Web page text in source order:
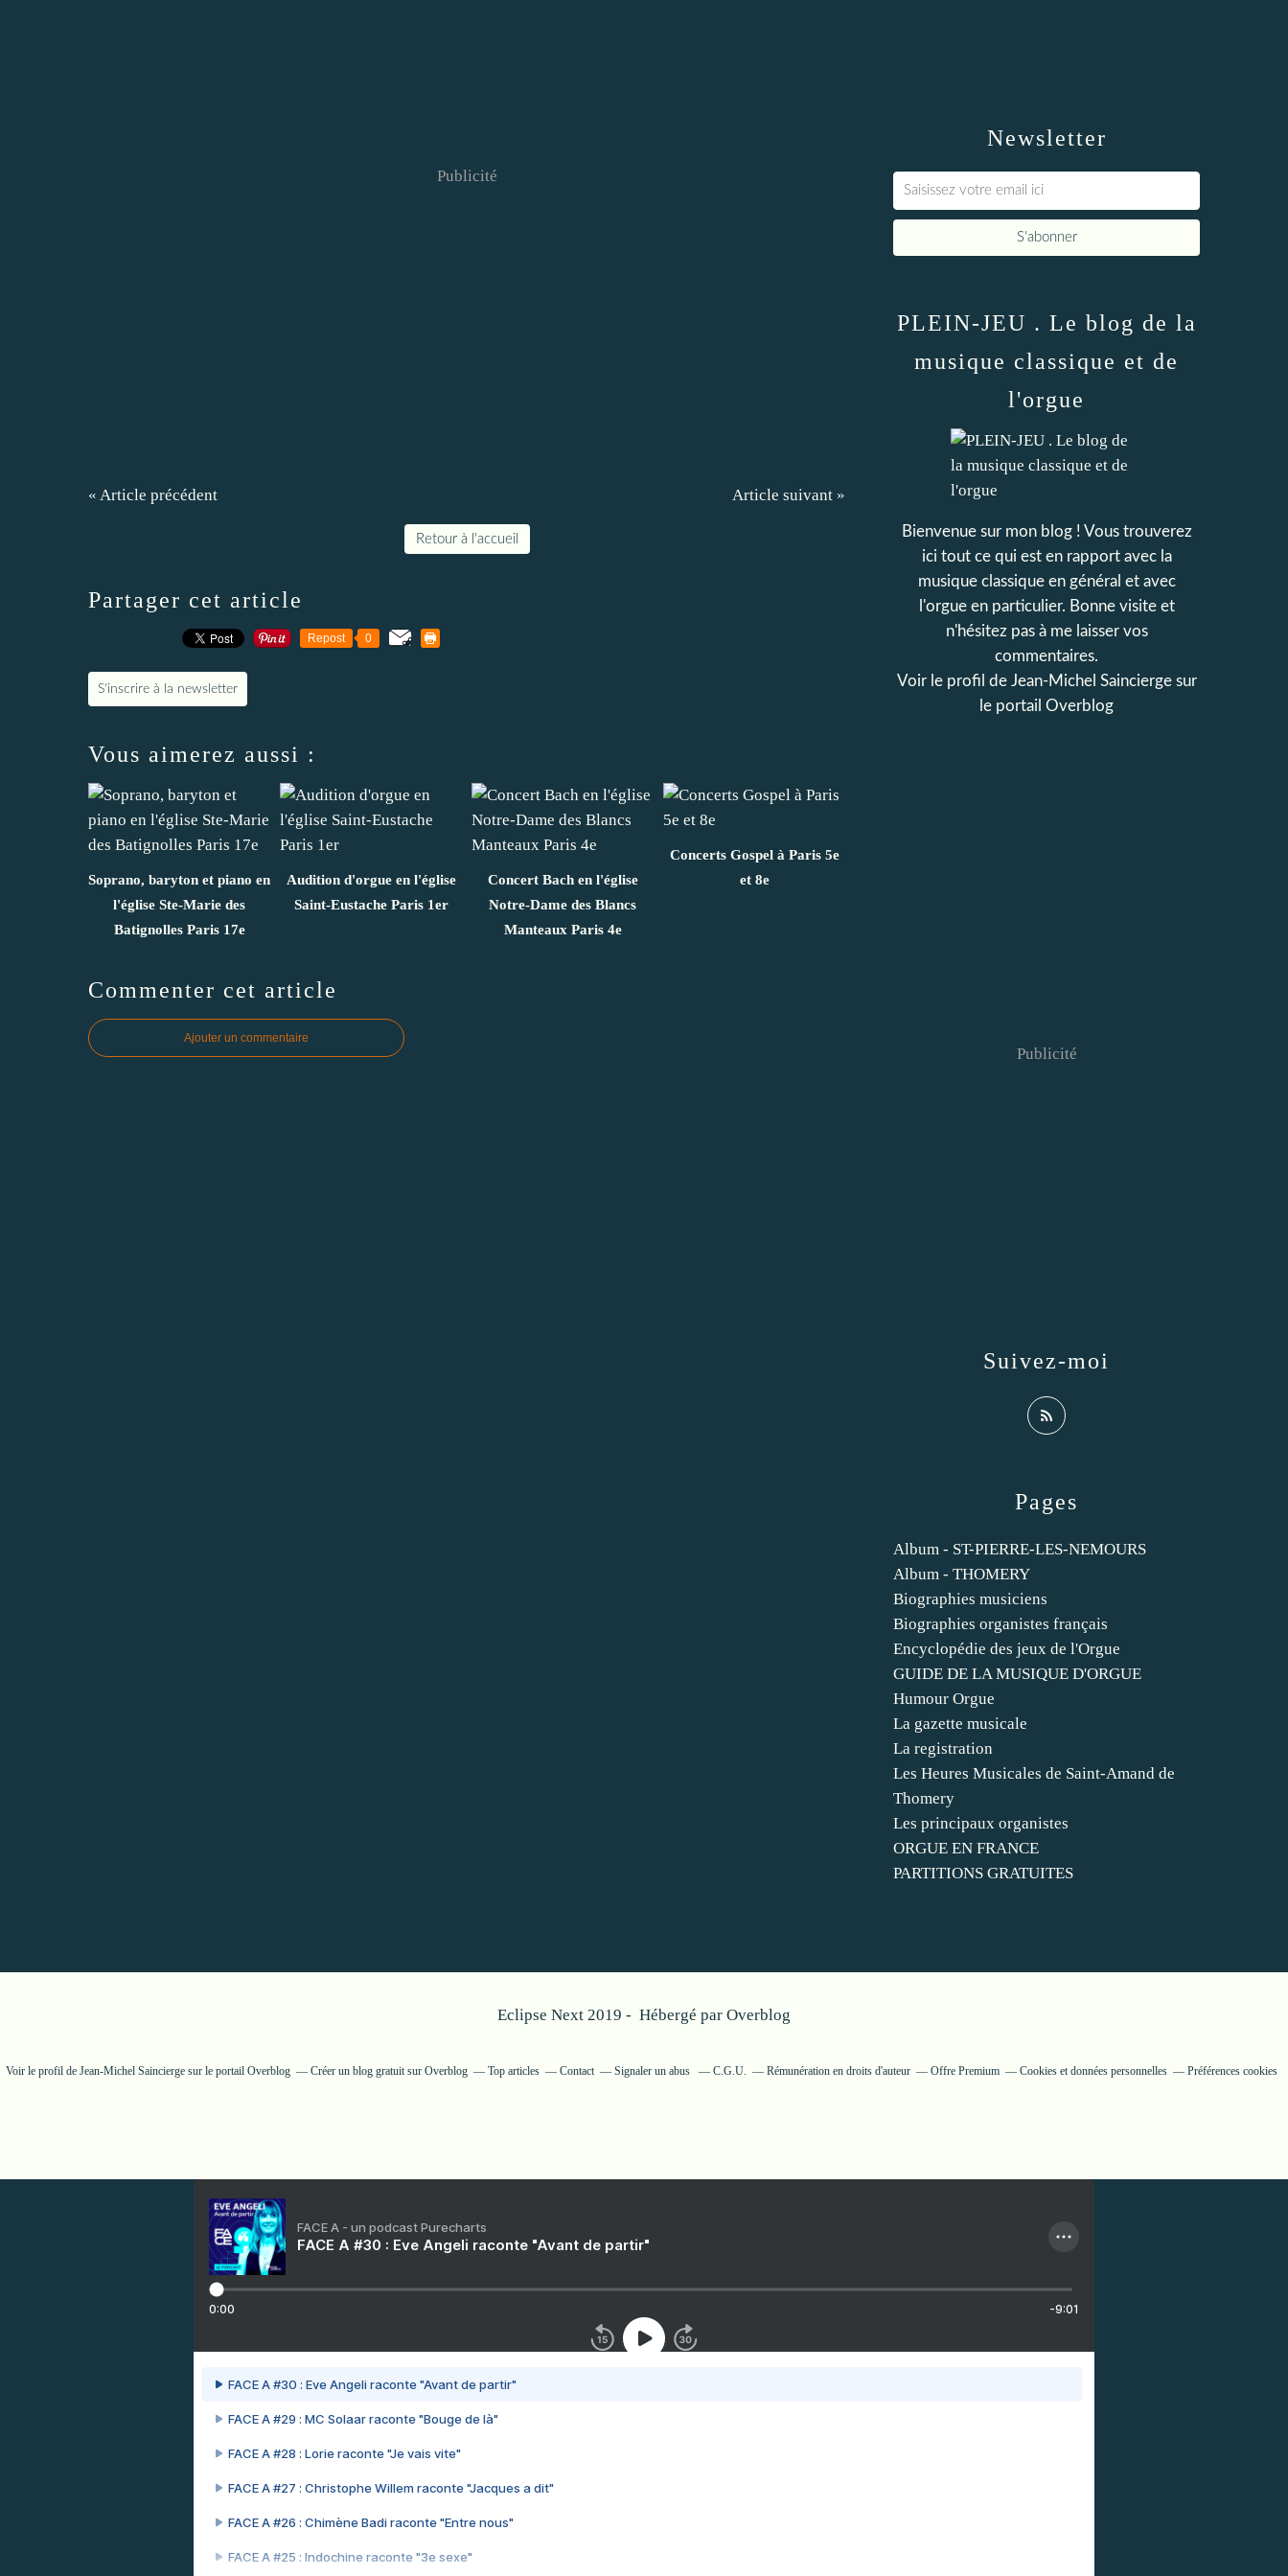
Publicité
« Article précédent Article suivant »
Retour à l'accueil
Partager cet article
Repost 0
S'inscrire à la newsletter
Vous aimerez aussi :
Soprano, baryton et piano en
l'église Ste-Marie des
Batignolles Paris 17e
Audition d'orgue en l'église
Saint-Eustache Paris 1er
Concert Bach en l'église
Notre-Dame des Blancs
Manteaux Paris 4e
Concerts Gospel à Paris 5e
et 8e
Commenter cet article
Ajouter un commentaire
Newsletter
Pages
Album - ST-PIERRE-LES-NEMOURS
Album - THOMERY
Biographies musiciens
Biographies organistes français
Encyclopédie des jeux de l'Orgue
GUIDE DE LA MUSIQUE D'ORGUE
Humour Orgue
La gazette musicale
La registration
Les Heures Musicales de Saint-Amand de
Thomery
Les principaux organistes
ORGUE EN FRANCE
PARTITIONS GRATUITES
PLEIN-JEU . Le blog de la
musique classique et de
l'orgue
Bienvenue sur mon blog ! Vous trouverez
ici tout ce qui est en rapport avec la
musique classique en général et avec
l'orgue en particulier. Bonne visite et
n'hésitez pas à me laisser vos
commentaires.
Voir le profil de Jean-Michel Sainciergesur
le portail Overblog
Suivez-moi
Publicité
Eclipse Next 2019 - Hébergé par Overblog
Voir le profil de Jean-Michel Sainciergesur le portail Overblog Créer un blog gratuit sur Overblog Top articles Contact Signaler un abus C.G.U. Rémunération en droits d'auteur Offre Premium Cookies et données personnelles Préférences cookies
FACE A - un podcast Purecharts
FACE A #30 : Eve Angeli raconte "Avant de partir"
0:00 -9:01
FACE A #30 : Eve Angeli raconte "Avant de partir"
FACE A #29 : MC Solaar raconte "Bouge de là"
FACE A #28 : Lorie raconte "Je vais vite"
FACE A #27 : Christophe Willem raconte "Jacques a dit"
FACE A #26 : Chimène Badi raconte "Entre nous"
FACE A #25 : Indochine raconte "3e sexe"